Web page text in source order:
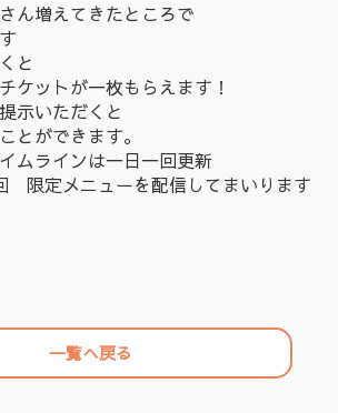
ん増えてきたところで
と
ケットが一枚もらえます！
示いただくと
とができます。
ムラインは一日一回更新
限定メニューを配信してまいります
一覧へ戻る